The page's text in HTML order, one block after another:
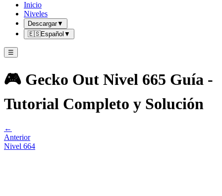
Inicio
Niveles
Descargar▼
🇪🇸Español ▼
☰
🎮 Gecko Out Nivel 665 Guía -
Tutorial Completo y Solución
←
Anterior
Nivel 664